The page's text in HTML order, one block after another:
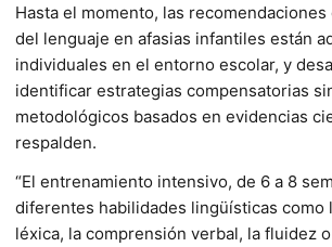
Hasta el momento, las
del lenguaje en afasias infantiles están
individuales en el entorno escolar, y
identificar estrategias compensatorias
metodológicos basados en evidencias
respalden.
“El entrenamiento intensivo, de 6 a 8
diferentes habilidades lingüísticas como
léxica, la comprensión verbal, la fluidez